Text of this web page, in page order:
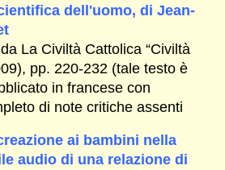
dell'uomo, di Jean-
La Civiltà Cattolica “Civiltà
pp. 220-232 (tale testo è
in francese con
di note critiche assenti
ai bambini nella
audio di una relazione di